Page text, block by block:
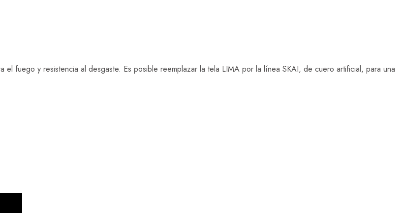
fuego y resistencia al desgaste. Es posible reemplazar la tela LIMA por la línea SKAI, de cuero artificial, para una